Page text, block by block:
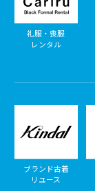
礼服・喪服
レンタル
ブランド古着
リユース